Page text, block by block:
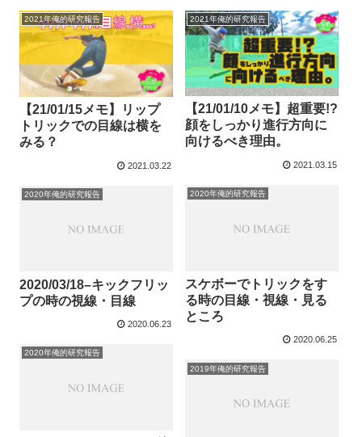
2021年俺的研究報告
【21/01/15メモ】リップ
トリックでの目線は横を
みる？
2021.03.22
2021年俺的研究報告
【21/01/10メモ】超重要!?
顔をしっかり進行方向に
向けるべき理由。
2021.03.15
2020年俺的研究報告
スケボーでトリックをす
る時の目線・視線・見る
ところ
2020.06.25
2020年俺的研究報告
2020/03/18–キックフリッ
プの時の視線・目線
2020.06.23
2020年俺的研究報告
2019年俺的研究報告